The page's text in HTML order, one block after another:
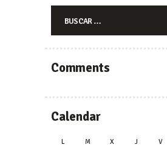
Comments
Calendar
L M X J V